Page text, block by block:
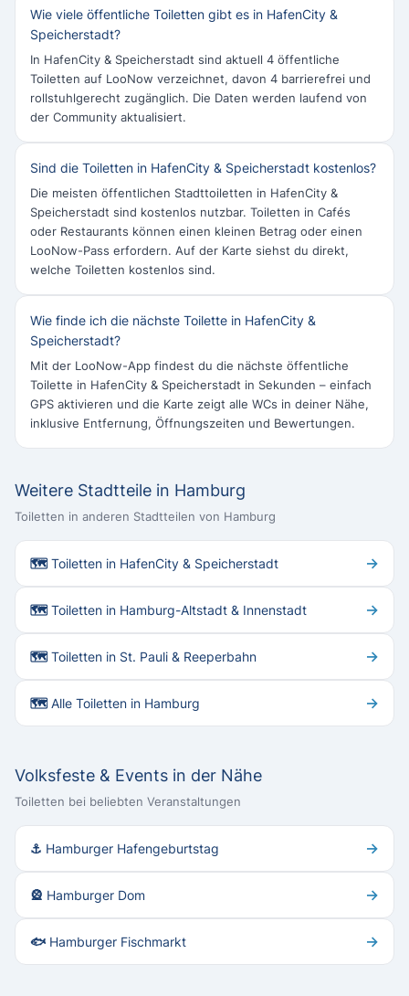
Wie viele öffentliche Toiletten gibt es in HafenCity &
Speicherstadt?
In HafenCity & Speicherstadt sind aktuell 4 öffentliche
Toiletten auf LooNow verzeichnet, davon 4 barrierefrei und
rollstuhlgerecht zugänglich. Die Daten werden laufend von
der Community aktualisiert.
Sind die Toiletten in HafenCity & Speicherstadt kostenlos?
Die meisten öffentlichen Stadttoiletten in HafenCity &
Speicherstadt sind kostenlos nutzbar. Toiletten in Cafés
oder Restaurants können einen kleinen Betrag oder einen
LooNow-Pass erfordern. Auf der Karte siehst du direkt,
welche Toiletten kostenlos sind.
Wie finde ich die nächste Toilette in HafenCity &
Speicherstadt?
Mit der LooNow-App findest du die nächste öffentliche
Toilette in HafenCity & Speicherstadt in Sekunden – einfach
GPS aktivieren und die Karte zeigt alle WCs in deiner Nähe,
inklusive Entfernung, Öffnungszeiten und Bewertungen.
Weitere Stadtteile in Hamburg
Toiletten in anderen Stadtteilen von Hamburg
🗺 Toiletten in HafenCity & Speicherstadt →
🗺 Toiletten in Hamburg-Altstadt & Innenstadt →
🗺 Toiletten in St. Pauli & Reeperbahn →
🗺 Alle Toiletten in Hamburg →
Volksfeste & Events in der Nähe
Toiletten bei beliebten Veranstaltungen
⚓ Hamburger Hafengeburtstag →
🎡 Hamburger Dom →
🐟 Hamburger Fischmarkt →